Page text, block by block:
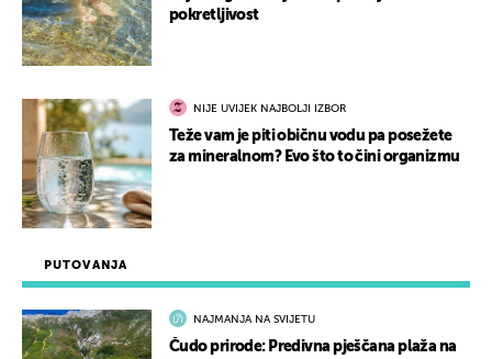
PUTOVANJA
NAJMANJA NA SVIJETU
Čudo prirode: Predivna pješčana plaža na
pokretljivost
NIJE UVIJEK NAJBOLJI IZBOR
Teže vam je piti običnu vodu pa posežete
za mineralnom? Evo što to čini organizmu